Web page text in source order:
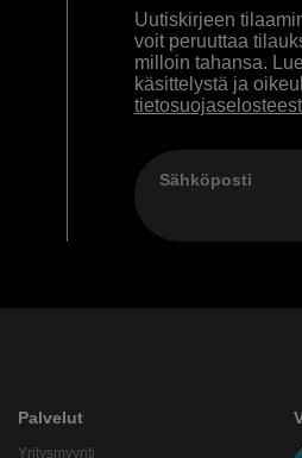
Uutiskirjeen
voit peruuttaa
milloin tahansa.
käsittelystä ja
Sähköposti
Palvelut
Yritysmyynti